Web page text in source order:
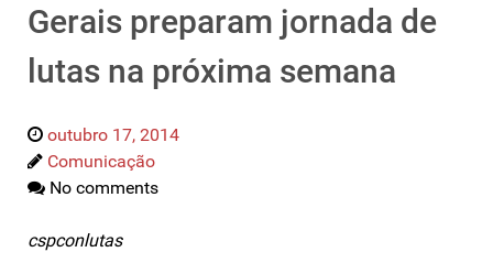
Gerais preparam jornada de
lutas na próxima semana
outubro 17, 2014
Comunicação
No comments
cspconlutas